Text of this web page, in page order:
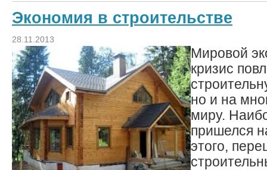
Экономия в строительстве
28.11.2013
Мировой
кризис
но и на
миру.
пришелся
этого,